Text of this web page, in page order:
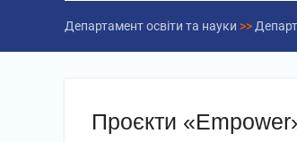
Департамент освіти та науки >>
Проєкти